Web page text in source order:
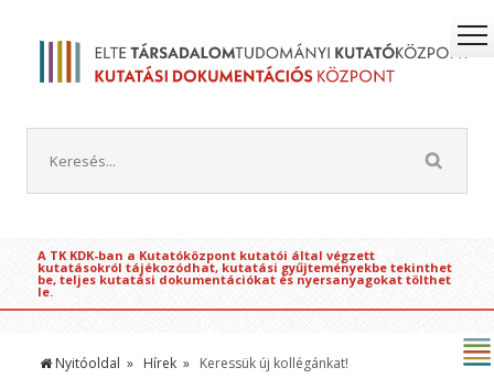
A TK KDK-ban a Kutatóközpont kutatói által végzett
kutatásokról tájékozódhat, kutatási gyűjteményekbe tekinthet
be, teljes kutatási dokumentációkat és nyersanyagokat tölthet
le.
Nyitóoldal Hírek Keressük új kollégánkat!